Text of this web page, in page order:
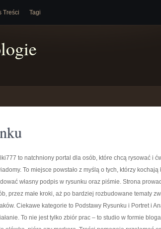
Treści Tagi
to natchniony portal dla osób, które chcą rysować i
To miejsce powstało z myślą o tych, którzy
własny podpis w rysunku oraz piśmie. Strona
przez małe kroki, aż po bardziej rozbudowane tematy
Ciekawe kategorie to Podstawy Rysunku i Portret i
To nie jest tylko zbiór prac – to studio w formie